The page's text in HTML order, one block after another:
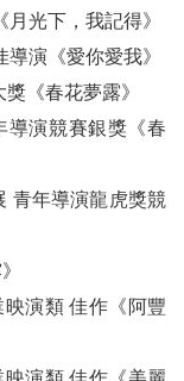
光下，我記得》
演《愛你愛我》
《春花夢露》
導演競賽銀獎《春
青年導演龍虎獎競
演類 佳作《阿豐